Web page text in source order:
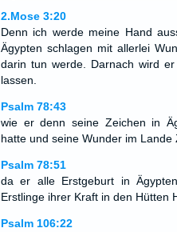
2.Mose 3:20
Denn ich werde meine Hand
Ägypten schlagen mit allerlei
darin tun werde. Darnach wird
lassen.
Psalm 78:43
wie er denn seine Zeichen in
hatte und seine Wunder im Lande
Psalm 78:51
da er alle Erstgeburt in
Erstlinge ihrer Kraft in den Hütten
Psalm 106:22